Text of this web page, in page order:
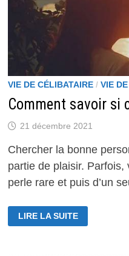
VIE DE CÉLIBATAIRE/ VIE
Comment savoir si
21 décembre 2021
Chercher la bonne
partie de plaisir.
perle rare et puis d’un
COMMENT
SAVOIR
SI
LIRE LA SUITE